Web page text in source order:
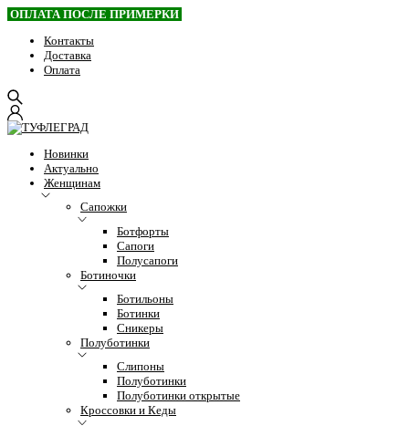
ОПЛАТА ПОСЛЕ ПРИМЕРКИ
Контакты
Доставка
Оплата
Новинки
Актуально
Женщинам
Сапожки
Ботфорты
Сапоги
Полусапоги
Ботиночки
Ботильоны
Ботинки
Сникеры
Полуботинки
Слипоны
Полуботинки
Полуботинки открытые
Кроссовки и Кеды